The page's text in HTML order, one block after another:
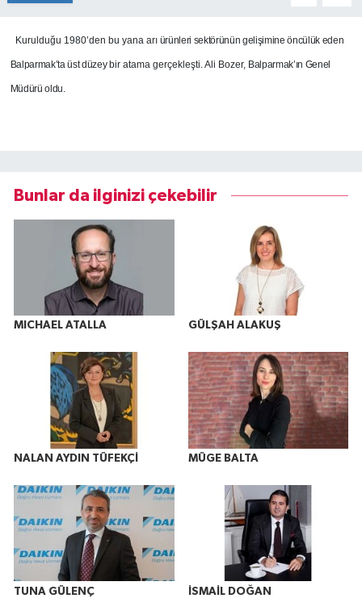
Kurulduğu 1980’den bu yana arı ürünleri sektörünün gelişimine öncülük eden
Balparmak’ta üst düzey bir atama gerçekleşti. Ali Bozer, Balparmak’ın Genel
Müdürü oldu.
Bunlar da ilginizi çekebilir
MICHAEL ATALLA GÜLŞAH ALAKUŞ
NALAN AYDIN TÜFEKÇİ MÜGE BALTA
TUNA GÜLENÇ İSMAİL DOĞAN